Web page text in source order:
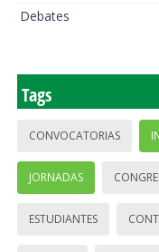
Debates
Tags
CONVOCATORIAS
JORNADAS
ESTUDIANTES